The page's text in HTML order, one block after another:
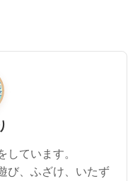
しています。
び、ふざけ、いたず